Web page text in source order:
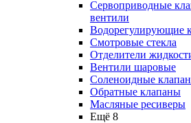
Сервоприводные
вентили
Водорегулирующие
Смотровые стекла
Отделители
Вентили шаровые
Соленоидные
Обратные клапаны
Масляные ресиверы
Ещё 8